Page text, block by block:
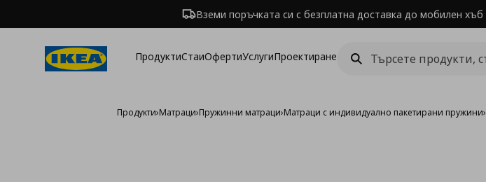
Вземи поръчката си с безплатна доставка до мобилен хъб
ПродуктиСтаиОфертиУслугиПроектиране
Продукти›Матраци›Пружинни матраци›Матраци с индивидуално пакетирани пружини›